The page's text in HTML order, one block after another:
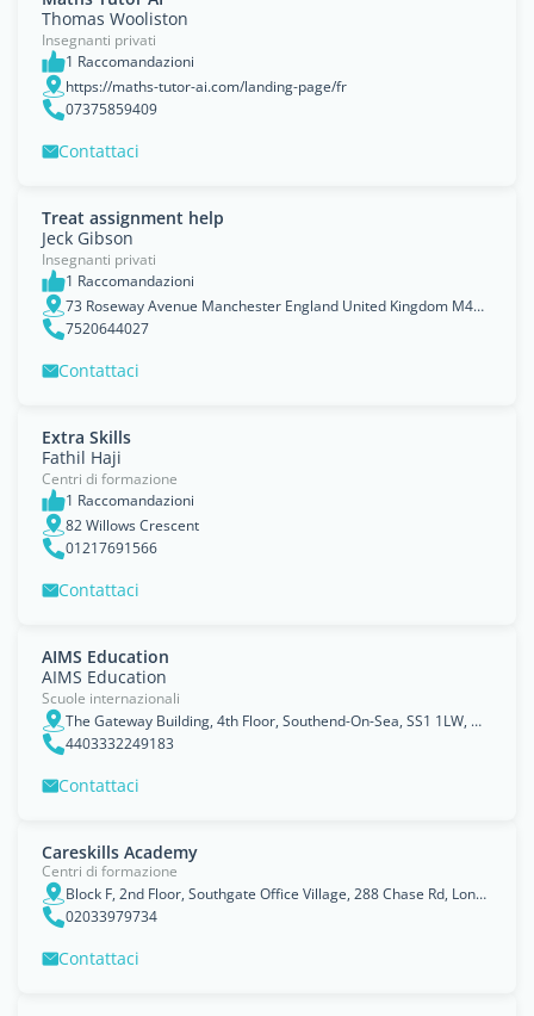
Thomas Wooliston
Insegnanti privati
1 Raccomandazioni
https://maths-tutor-ai.com/landing-page/fr
07375859409
Contattaci
Treat assignment help
Jeck Gibson
Insegnanti privati
1 Raccomandazioni
73 Roseway Avenue Manchester England United Kingdom M44 5GJ
7520644027
Contattaci
Extra Skills
Fathil Haji
Centri di formazione
1 Raccomandazioni
82 Willows Crescent
01217691566
Contattaci
AIMS Education
AIMS Education
Scuole internazionali
The Gateway Building, 4th Floor, Southend-On-Sea, SS1 1LW, United Kingdom, England
4403332249183
Contattaci
Careskills Academy
Centri di formazione
Block F, 2nd Floor, Southgate Office Village, 288 Chase Rd, London, England
02033979734
Contattaci